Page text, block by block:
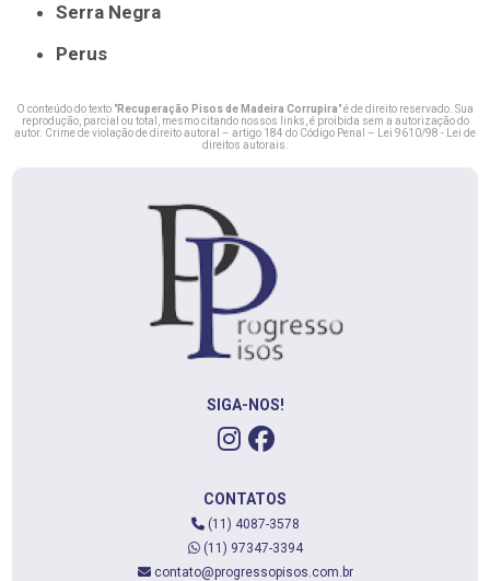
Serra Negra
Perus
O conteúdo do texto "Recuperação Pisos de Madeira Corrupira" é de direito reservado. Sua
reprodução, parcial ou total, mesmo citando nossos links, é proibida sem a autorização do
autor. Crime de violação de direito autoral – artigo 184 do Código Penal –
Lei 9610/98 - Lei de
direitos autorais
SIGA-NOS!
CONTATOS
(11) 4087-3578
(11) 97347-3394
contato@progressopisos.com.br